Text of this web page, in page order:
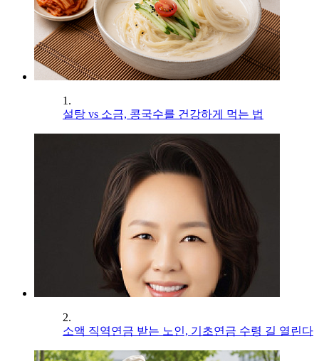
1.
설탕 vs 소금, 콩국수를 건강하게 먹는 법
2.
소액 직역연금 받는 노인, 기초연금 수령 길 열린다